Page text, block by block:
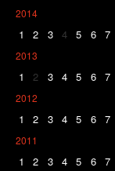
2014
1 2 3 4 5 6 7
2013
1 2 3 4 5 6 7
2012
1 2 3 4 5 6 7
2011
1 2 3 4 5 6 7